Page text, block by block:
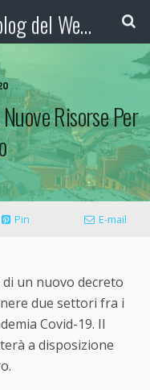
Booking Blog™ - Il blog del Web Marketing Turistico
Risorse Per
Pin E-mail
un nuovo decreto
due settori fra i
Covid-19. Il
a disposizione